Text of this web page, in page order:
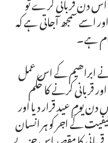
اسے سمجھ آجاتی ہے کہ
ہے۔
ابراھیم کے اس عمل
قربانی کرنے کا حکم
دن یومِ عید قرار دیا اور
کے اجر کو ہر انسان